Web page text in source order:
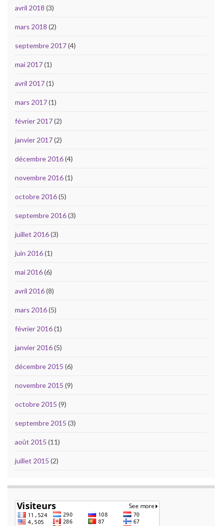
avril 2018 (3)
mars 2018 (2)
septembre 2017(4)
mai 2017(1)
avril 2017(1)
mars 2017(1)
février 2017(2)
janvier 2017(2)
décembre 2016(4)
novembre 2016(1)
octobre 2016(5)
septembre 2016(3)
juillet 2016(3)
juin 2016(1)
mai 2016(6)
avril 2016(8)
mars 2016(5)
février 2016(1)
janvier 2016(5)
décembre 2015 (6)
novembre 2015 (9)
octobre 2015 (9)
septembre 2015 (3)
août 2015 (11)
juillet 2015 (2)